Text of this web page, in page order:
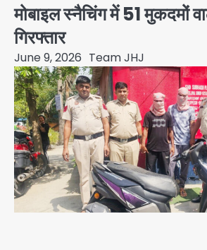
मोबाइल स्नैचिंग में 51 मुकदमों
गिरफ्तार
June 9, 2026 Team JHJ